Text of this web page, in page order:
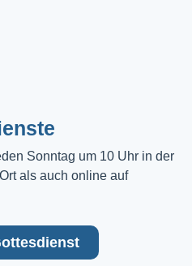
Sonntag um 10 Uhr in der
als auch online auf